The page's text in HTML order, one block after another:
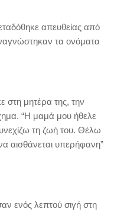
απευθείας από
τα ονόματα
στη μητέρα της, την
“Η μαμά μου ήθελε
τη ζωή του. Θέλω
αισθάνεται υπερήφανη”
ενός λεπτού σιγή στη